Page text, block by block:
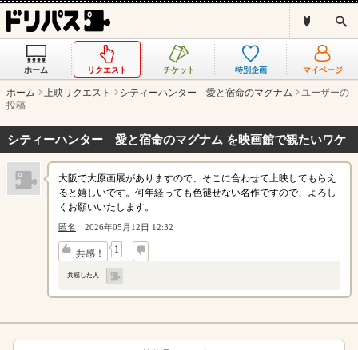
ス
は
ホーム リクエスト チケット 特別企画 マイページ
ホーム 上映リクエスト シティーハンター 愛と宿命のマグナム
ユーザーの
投稿
シティーハンター 愛と宿命のマグナム を映画館で観たいワケ
大阪で大原画展がありますので、そこに合わせて上映してもらえ
ると嬉しいです。何年経っても色褪せない名作ですので、よろし
くお願いいたします。
匿名 2026年05月12日 12:32
共感！ 1
↓
共感した人